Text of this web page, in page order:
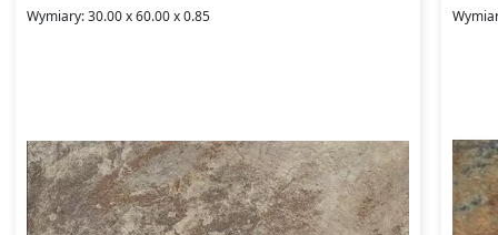
Wymiary: 30.00 x 60.00 x 0.85